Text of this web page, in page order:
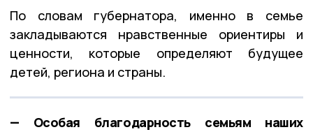
По словам губернатора, именно в семье
закладываются нравственные ориентиры и
ценности, которые определяют будущее
детей, региона и страны.
— Особая благодарность семьям наших